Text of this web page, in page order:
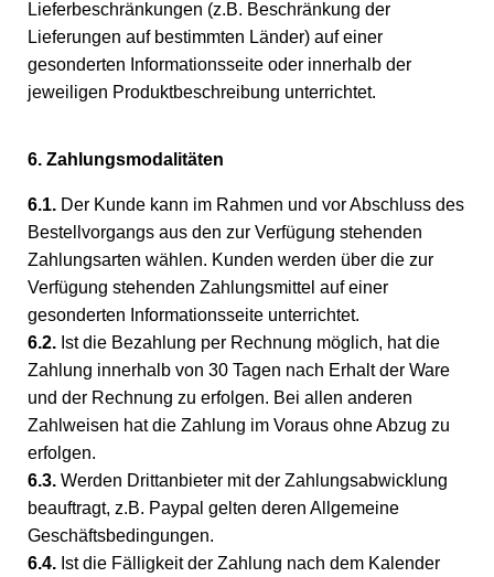
Lieferbeschränkungen (z.B. Beschränkung der
Lieferungen auf bestimmten Länder) auf einer
gesonderten Informationsseite oder innerhalb der
jeweiligen Produktbeschreibung unterrichtet.
6. Zahlungsmodalitäten
6.1. Der Kunde kann im Rahmen und vor Abschluss des
Bestellvorgangs aus den zur Verfügung stehenden
Zahlungsarten wählen. Kunden werden über die zur
Verfügung stehenden Zahlungsmittel auf einer
gesonderten Informationsseite unterrichtet.
6.2. Ist die Bezahlung per Rechnung möglich, hat die
Zahlung innerhalb von 30 Tagen nach Erhalt der Ware
und der Rechnung zu erfolgen. Bei allen anderen
Zahlweisen hat die Zahlung im Voraus ohne Abzug zu
erfolgen.
6.3. Werden Drittanbieter mit der Zahlungsabwicklung
beauftragt, z.B. Paypal gelten deren Allgemeine
Geschäftsbedingungen.
6.4. Ist die Fälligkeit der Zahlung nach dem Kalender